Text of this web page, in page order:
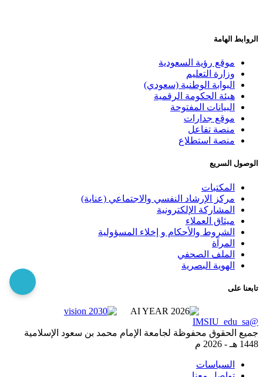
الروابط الهامة
موقع رؤية السعودية
وزارة التعليم
البوابة الوطنية (سعودي)
هيئة الحكومة الرقمية
البيانات المفتوحة
موقع جدارات
منصة تفاعل
منصة استطلاع
الوصول السريع
المكتبات
مركز الإرشاد النفسي والاجتماعي (عناية)
المشاركة الإلكترونية
ميثاق العملاء
الشروط والأحكام و إخلاء المسؤولية
المرآة
الملف الصحفي
الهوية البصرية
تابعنا على
@IMSIU_edu_sa
جميع الحقوق محفوظة لجامعة الإمام محمد بن سعود الإسلامية
1448 هـ -
2026 م
السياسات